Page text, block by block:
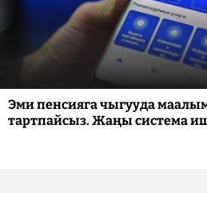
Эми пенсияга чыгууда
тартпайсыз. Жаңы система